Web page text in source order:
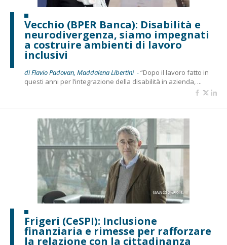
Vecchio (BPER Banca): Disabilità e
neurodivergenza, siamo impegnati
a costruire ambienti di lavoro
inclusivi
di Flavio Padovan, Maddalena Libertini -“Dopo il lavoro fatto in
questi anni per l’integrazione della disabilità in azienda, ...
Frigeri (CeSPI): Inclusione
finanziaria e rimesse per rafforzare
la relazione con la cittadinanza